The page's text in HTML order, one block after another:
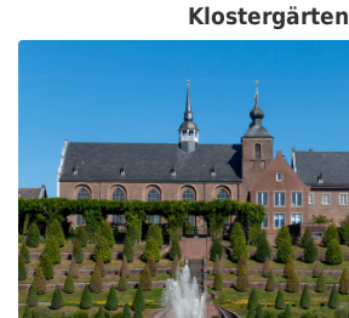
Klostergärten